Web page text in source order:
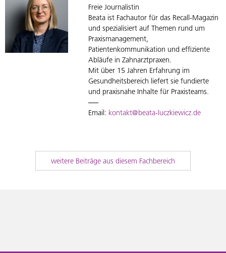
Freie Journalistin
Beata ist Fachautor für das Recall-Magazin
und spezialisiert auf Themen rund um
Praxismanagement,
Patientenkommunikation und effiziente
Abläufe in Zahnarztpraxen.
Mit über 15 Jahren Erfahrung im
Gesundheitsbereich liefert sie fundierte
und praxisnahe Inhalte für Praxisteams.
Email: kontakt@beata-luczkiewicz.de
weitere Beiträge aus diesem Fachbereich